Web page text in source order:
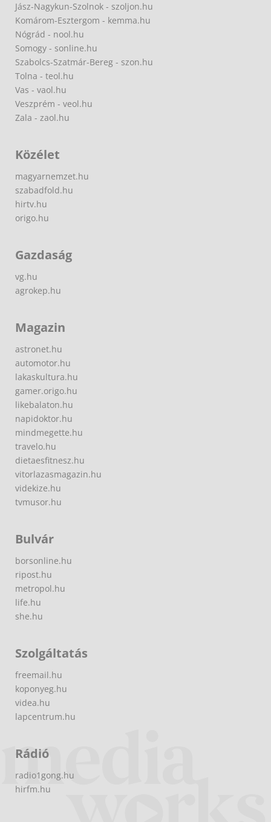
Jász-Nagykun-Szolnok - szoljon.hu
Komárom-Esztergom - kemma.hu
Nógrád - nool.hu
Somogy - sonline.hu
Szabolcs-Szatmár-Bereg - szon.hu
Tolna - teol.hu
Vas - vaol.hu
Veszprém - veol.hu
Zala - zaol.hu
Közélet
magyarnemzet.hu
szabadfold.hu
hirtv.hu
origo.hu
Gazdaság
vg.hu
agrokep.hu
Magazin
astronet.hu
automotor.hu
lakaskultura.hu
gamer.origo.hu
likebalaton.hu
napidoktor.hu
mindmegette.hu
travelo.hu
dietaesfitnesz.hu
vitorlazasmagazin.hu
videkize.hu
tvmusor.hu
Bulvár
borsonline.hu
ripost.hu
metropol.hu
life.hu
she.hu
Szolgáltatás
freemail.hu
koponyeg.hu
videa.hu
lapcentrum.hu
Rádió
radio1gong.hu
hirfm.hu